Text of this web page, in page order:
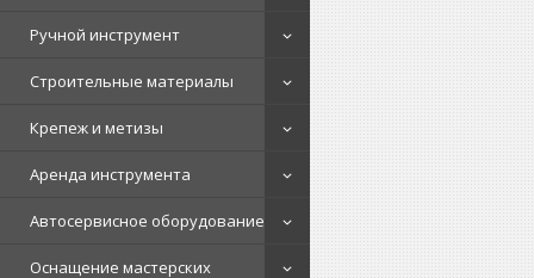
Ручной инструмент
Строительные материалы
Крепеж и метизы
Аренда инструмента
Автосервисное оборудование
Оснащение мастерских